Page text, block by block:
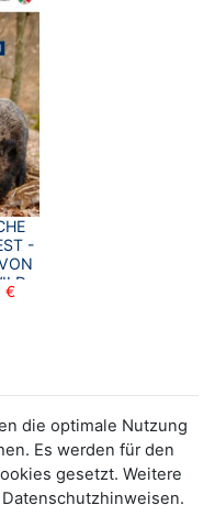
-
€
die optimale Nutzung
Es werden für den
gesetzt. Weitere